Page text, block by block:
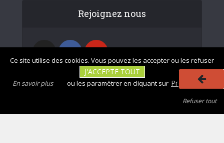
Rejoignez nous
Ce site utilise des cookies. Vous pouvez les accepter ou les refuser
J'ACCEPTE TOUT
ou les paramètrer en cliquant sur Préférences
En savoir plus
Refuser tout